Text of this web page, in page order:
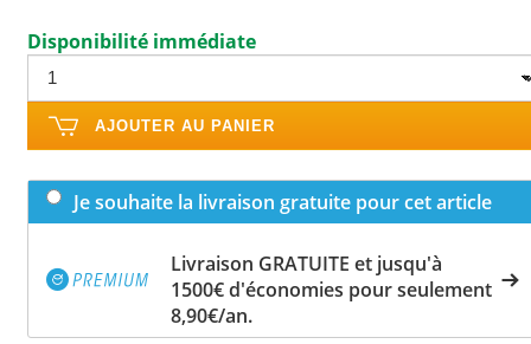
Disponibilité immédiate
AJOUTER AU PANIER
Je souhaite la livraison gratuite pour cet article
Livraison GRATUITE et jusqu'à
1500€ d'économies pour seulement
8,90€/an.